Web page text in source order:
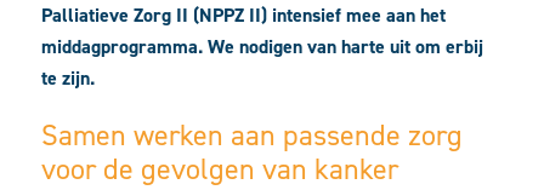
Palliatieve Zorg II (NPPZ II) intensief mee aan het
middagprogramma. We nodigen van harte uit om erbij
te zijn.
Samen werken aan passende zorg
voor de gevolgen van kanker